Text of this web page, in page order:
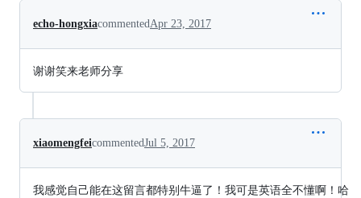
echo-hongxiacommentedApr 23, 2017
谢谢笑来老师分享
xiaomengfeicommentedJul 5, 2017
我感觉自己能在这留言都特别牛逼了！我可是英语全不懂啊！哈